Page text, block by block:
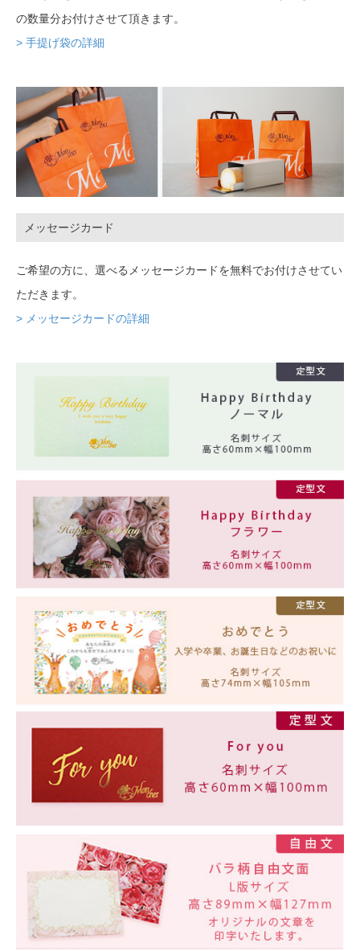
の数量分お付けさせて頂きます。
> 手提げ袋の詳細
メッセージカード
ご希望の方に、選べるメッセージカードを無料でお付けさせてい
ただきます。
> メッセージカードの詳細